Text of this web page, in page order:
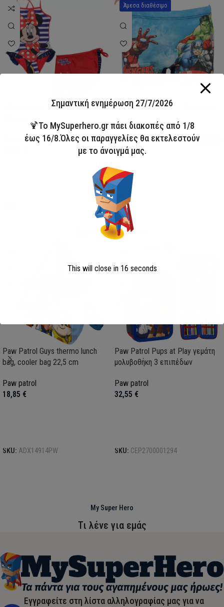
Disney Minnie Σετ Μαγιό &
Άμεσα διαθέσιμο
HOT
Παιδικό Μαγιό Boxer Avengers
Avengers
13,00€
Επιλογή
SKU:AVE23-0281
My Super Hero
Σχετικά Προϊόντα
Paw Patrol Guys thermo lunch
bag, cooler bag 22,5 cm
Paw patrol
18,85 €
SKU: ADX14914PW
Paw Patrol Pups at Play γεμάτη
μολυβοθήκη 3 επιπέδων
Paw patrol
32,55 €
SKU: CEP2700001294
My Super Hero
Τι λένε για εμάς
Εγγραφείτε στη λίστα αλληλογραφίας μας για να
Σημαντική ενημέρωση 27/7/2026
🍹Το MySuperhero.gr πάει διακοπές από 1/8
έως 16/8.Όλες οι παραγγελίες θα εκτελεστούν
με το άνοιγμά μας.
This will close in 16 seconds